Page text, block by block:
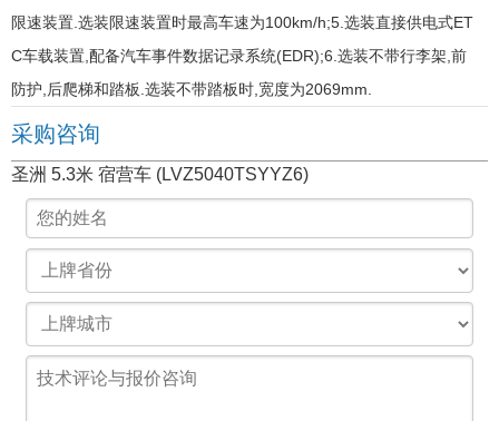
限速装置.选装限速装置时最高车速为100km/h;5.选装直接供电式ET
C车载装置,配备汽车事件数据记录系统(EDR);6.选装不带行李架,前
防护,后爬梯和踏板.选装不带踏板时,宽度为2069mm.
采购咨询
圣洲 5.3米 宿营车 (LVZ5040TSYYZ6)